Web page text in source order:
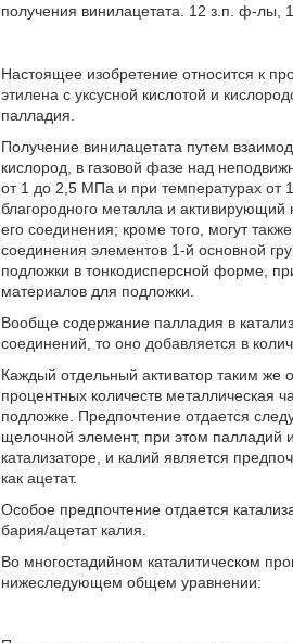
получения винилацетата. 12 з.п. ф-лы,
Настоящее изобретение относится к
этилена с уксусной кислотой и
палладия.
Получение винилацетата путем
кислород, в газовой фазе над
от 1 до 2,5 МПа и при температурах от
благородного металла и активирующий
его соединения; кроме того, могут
соединения элементов 1-й основной
подложки в тонкодисперсной форме,
материалов для подложки.
Вообще содержание палладия в
соединений, то оно добавляется в
Каждый отдельный активатор таким же
процентных количеств металлическая
подложке. Предпочтение отдается
щелочной элемент, при этом палладий
катализаторе, и калий является
как ацетат.
Особое предпочтение отдается
бария/ацетат калия.
Во многостадийном каталитическом
нижеследующем общем уравнении: